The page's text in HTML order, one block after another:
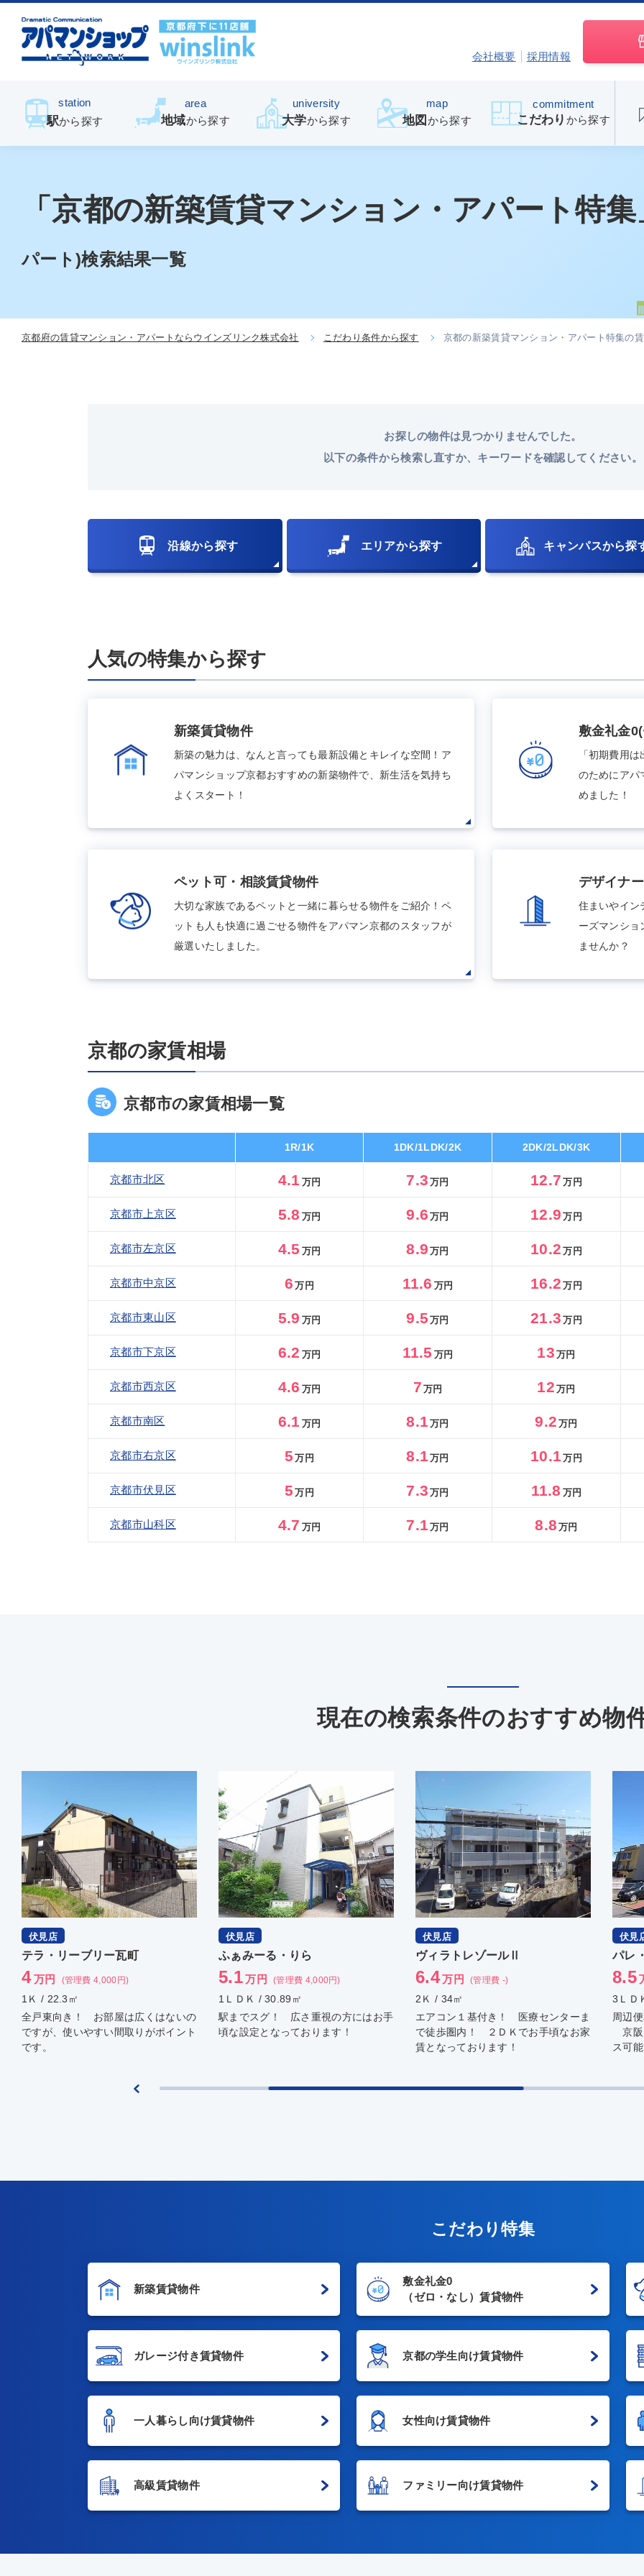
会社概要 採用情報
station
駅から探す
area
地域から探す
university
大学から探す
map
地図 から探す
commitment
こだわり から探す
「京都の新築賃貸マンション・アパート特集
パート)検索結果一覧
京都府の賃貸マンション・アパートならウインズリンク株式会社 こだわり条件から探す 京都の新築賃貸マンション・アパート特集の
お探しの物件は見つかりませんでした。
以下の条件から検索し直すか、 キーワードを確認してください。
沿線から探す エリアから探す キャンパスから探
人気の特集から探す
新築賃貸物件
新築の魅力は、なんと言っても最新設備とキレイな空間！ア
パマンショップ京都おすすめの新築物件で、新生活を気持ち
よくスタート！
敷金礼金
「初期費用
のためにアパ
めました！
ペット可・相談賃貸物件
大切な家族であるペットと一緒に暮らせる物件をご紹介！ペ
ットも人も快適に過ごせる物件をアパマン京都のスタッフが
厳選いたしました。
デザイナ
住まいやイン
ーズマンショ
ませんか？
京都の家賃相場
京都市の家賃相場一覧
1R/1K 1DK/1LDK/2K 2DK/2LDK/3K
京都市北区 4.1 万円 7.3 万円 12.7 万円
京都市上京区 5.8 万円 9.6 万円 12.9 万円
京都市左京区 4.5 万円 8.9 万円 10.2 万円
京都市中京区 6 万円 11.6 万円 16.2 万円
京都市東山区 5.9 万円 9.5 万円 21.3 万円
京都市下京区 6.2 万円 11.5 万円 13 万円
京都市西京区 4.6 万円 7 万円 12 万円
京都市南区 6.1 万円 8.1 万円 9.2 万円
京都市右京区 5 万円 8.1 万円 10.1 万円
京都市伏見区 5 万円 7.3 万円 11.8 万円
京都市山科区 4.7 万円 7.1 万円 8.8 万円
現在の検索条件のおすすめ物
伏見店
テラ・リーブリー瓦町
4 万円 (管理費 4,000円)
1Ｋ / 22.3㎡
全戸東向き！ お部屋は広くはないの
ですが、使いやすい間取りがポイント
です。
伏見店
ふぁみーる・りら
5.1万円 (管理費 4,000円)
1ＬＤＫ / 30.89㎡
駅までスグ！ 広さ重視の方にはお手
頃な設定となっております！
伏見店
ヴィラトレゾールⅡ
6.4万円 (管理費 -)
2Ｋ / 34㎡
エアコン１基付き！ 医療センターま
で徒歩圏内！ ２ＤＫでお手頃なお家
賃となっております！
伏見
パレ
8.5
3ＬＤ
周辺
京阪
ス可
こだわり特集
新築賃貸物件
敷金礼金0
（ゼロ・なし）賃貸物件
ガレージ付き賃貸物件 京都の学生向け賃貸物件
一人暮らし向け賃貸物件 女性向け賃貸物件
高級賃貸物件 ファミリー向け賃貸物件